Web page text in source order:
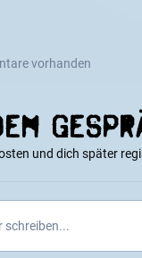
vorhanden
und dich später